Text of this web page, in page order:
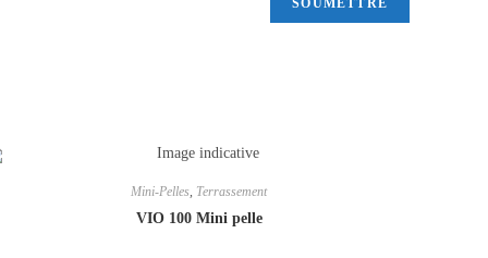
Mini-Pelles, Terrassement
VIO 100 Mini pelle